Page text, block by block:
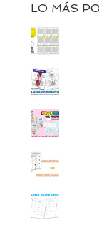
LO MÁS